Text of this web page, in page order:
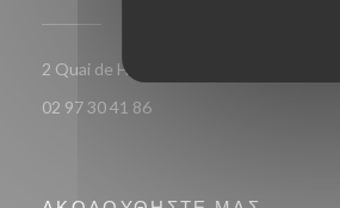
2 Quai de Houat 56170 Quiberon
02 97 30 41 86